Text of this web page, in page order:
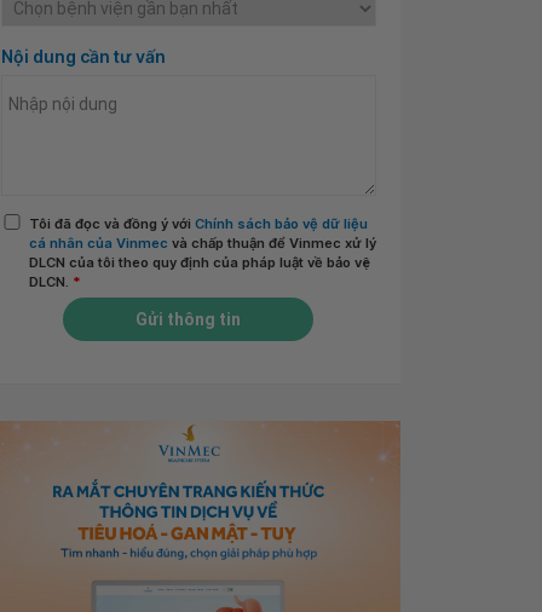
Nội dung cần tư vấn
Tôi đã đọc và đồng ý với Chính sách bảo vệ dữ liệu
cá nhân của Vinmec và chấp thuận để Vinmec xử lý
DLCN của tôi theo quy định của pháp luật về bảo vệ
DLCN. *
Gửi thông tin